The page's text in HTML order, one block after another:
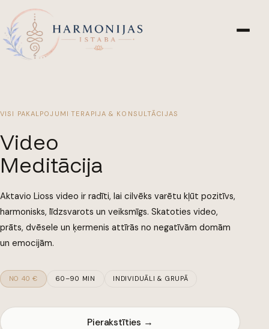
VISI PAKALPOJUMI ·TERAPIJA & KONSULTĀCIJAS
Video
Meditācija
Aktavio Lioss video ir radīti, lai cilvēks varētu kļūt pozitīvs,
harmonisks, līdzsvarots un veiksmīgs. Skatoties video,
prāts, dvēsele un ķermenis attīrās no negatīvām domām
un emocijām.
NO 40 € 60–90 MIN INDIVIDUĀLI & GRUPĀ
Pierakstīties →